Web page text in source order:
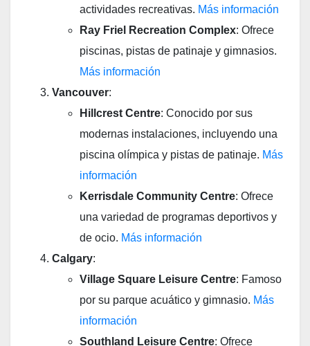
actividades recreativas. Más información
Ray Friel Recreation Complex: Ofrece
piscinas, pistas de patinaje y gimnasios.
Más información
Vancouver:
Hillcrest Centre: Conocido por sus
modernas instalaciones, incluyendo una
piscina olímpica y pistas de patinaje. Más
información
Kerrisdale Community Centre: Ofrece
una variedad de programas deportivos y
de ocio. Más información
Calgary:
Village Square Leisure Centre: Famoso
por su parque acuático y gimnasio. Más
información
Southland Leisure Centre: Ofrece